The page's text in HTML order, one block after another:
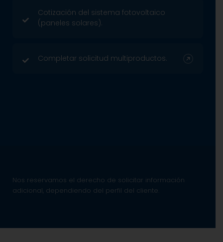
Cotización del sistema fotovoltaico
(paneles solares).
Completar solicitud multiproductos.
Nos reservamos el derecho de solicitar información
adicional, dependiendo del perfil del cliente.